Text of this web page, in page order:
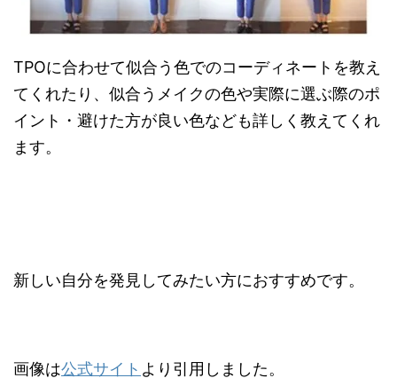
TPOに合わせて似合う色でのコーディネートを教え
てくれたり、似合うメイクの色や実際に選ぶ際のポ
イント・避けた方が良い色なども詳しく教えてくれ
ます。
新しい自分を発見してみたい方におすすめです。
画像は公式サイト より引用しました。